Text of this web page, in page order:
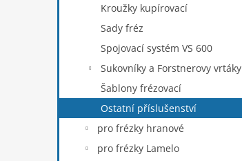
Kroužky kupírovací
Sady fréz
Spojovací systém VS 600
Sukovníky a Forstnerovy vrtáky
Šablony frézovací
Ostatní příslušenství
pro frézky hranové
pro frézky Lamelo